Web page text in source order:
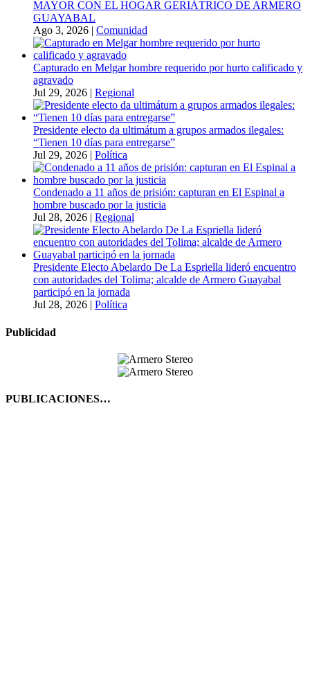
MAYOR CON EL HOGAR GERIÁTRICO DE ARMERO
GUAYABAL
Ago 3, 2026 | Comunidad
Capturado en Melgar hombre requerido por hurto calificado y
agravado
Jul 29, 2026 | Regional
Presidente electo da ultimátum a grupos armados ilegales:
“Tienen 10 días para entregarse”
Jul 29, 2026 | Política
Condenado a 11 años de prisión: capturan en El Espinal a
hombre buscado por la justicia
Jul 28, 2026 | Regional
Presidente Electo Abelardo De La Espriella lideró encuentro
con autoridades del Tolima; alcalde de Armero Guayabal
participó en la jornada
Jul 28, 2026 | Política
Publicidad
PUBLICACIONES…